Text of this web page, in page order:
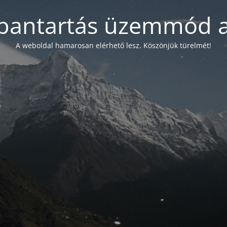
üzemmód
A weboldal hamarosan elérhető lesz. Köszönjük türelmét!